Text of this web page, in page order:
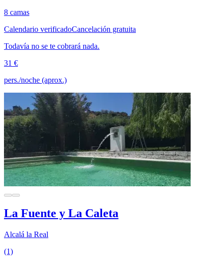
8 camas
Calendario verificadoCancelación gratuita
Todavía no se te cobrará nada.
31 €
pers./noche (aprox.)
La Fuente y La Caleta
Alcalá la Real
(1)